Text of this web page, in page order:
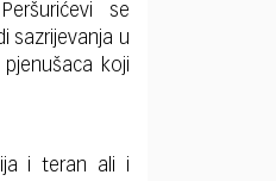
se
sazrijevanja u
koji
i teran ali i